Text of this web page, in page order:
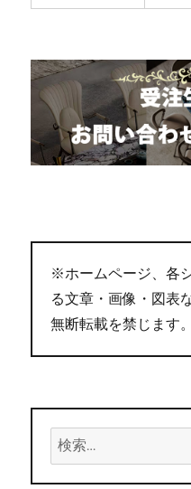
※ホームページ、各
る文章・画像・図表
無断転載を禁じます。
検
索: